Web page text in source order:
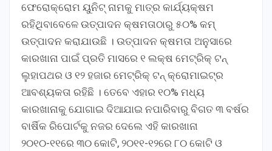
ଫେରୋକ୍ରୋମ ୟୁନିଟ୍ ନାମକୁ ମାତ୍ର କାର୍ଯ୍ୟକ୍ଷମ
ରହିଥିବାବେଳେ ଉତ୍ପାଦନ କ୍ଷମତାଠାରୁ ୫୦% କମ୍
ଉତ୍ପାଦନ କରାଯାଉଛି । ଉତ୍ପାଦନ କ୍ଷମତା ଅନୁସାରେ
କାରଖାନା ପାଇଁ ପ୍ରତି ମାସରେ ୧ ଲକ୍ଷ ମେଟ୍ରିକ୍ ଟନ୍
ଲୁହାପଥର ଓ ୧୨ ହଜାର ମେଟ୍ରିକ୍ ଟନ୍ କ୍ରୋମାଇଟ୍ର
ଆବଶ୍ୟକତା ରହିଛି । ତେବେ ଏହାର ୧୦% ମଧ୍ୟ
କାରଖାନାକୁ ଯୋଗାଇ ଦିଆଯାଇ ନପାରିବାରୁ ବିଗତ ୩ ବର୍ଷର
ବାର୍ଷିକ ରିପୋର୍ଟକୁ ନଜର ଦେଲେ ଏହି କାରଖାନା
୨୦୧୦-୧୧ରେ ୩୦ କୋଟି, ୨୦୧୧-୧୨ରେ ୮୦ କୋଟି ଓ